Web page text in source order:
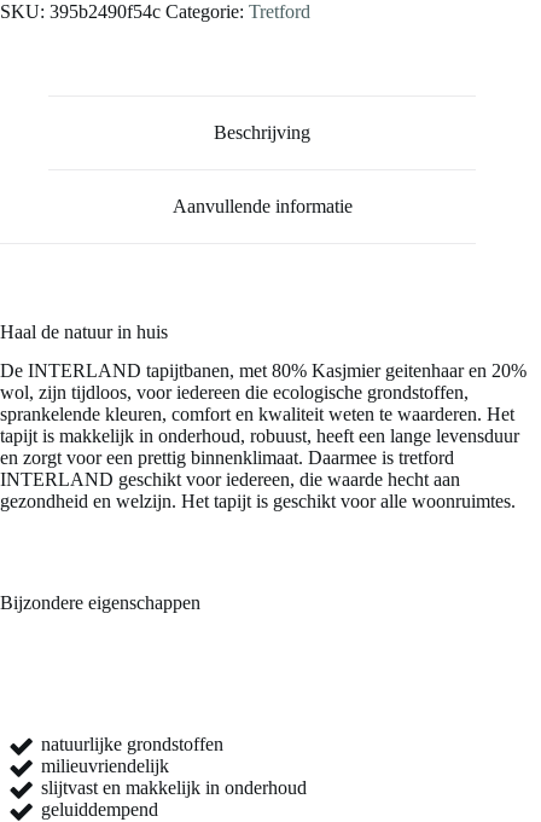
SKU: 395b2490f54c Categorie: Tretford
Beschrijving
Aanvullende informatie
Haal de natuur in huis
De INTERLAND tapijtbanen, met 80% Kasjmier geitenhaar en 20%
wol, zijn tijdloos, voor iedereen die ecologische grondstoffen,
sprankelende kleuren, comfort en kwaliteit weten te waarderen. Het
tapijt is makkelijk in onderhoud, robuust, heeft een lange levensduur
en zorgt voor een prettig binnenklimaat. Daarmee is tretford
INTERLAND geschikt voor iedereen, die waarde hecht aan
gezondheid en welzijn. Het tapijt is geschikt voor alle woonruimtes.
Bijzondere eigenschappen
natuurlijke grondstoffen
milieuvriendelijk
slijtvast en makkelijk in onderhoud
geluiddempend